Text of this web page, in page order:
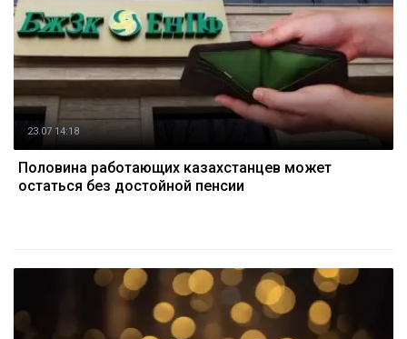
23.07 14:18
Половина работающих казахстанцев может
остаться без достойной пенсии